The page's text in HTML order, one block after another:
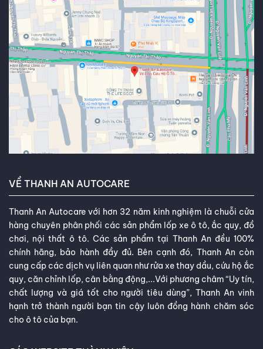
VỀ THANH AN AUTOCARE
Thanh An Autocare với hơn 32 năm kinh nghiệm là chuỗi cửa
hàng chuyên phân phối các sản phẩm lốp xe ô tô, ắc quy, đồ
chơi, nội thất ô tô. Các sản phẩm tại Thanh An đều 100%
chính hãng, bảo hành đầy đủ. Bên cạnh đó, Thanh An còn
cung cấp các dịch vụ liên quan như rửa xe thay dầu, cứu hộ ắc
quy, căn chỉnh lốp, cân bằng động,...Với phương châm “Uy tín,
chất lượng và giá tốt cho người tiêu dùng”, Thanh An vinh
hạnh trở thành người bạn tin cậy luôn đồng hành chăm sóc
cho ô tô của bạn.